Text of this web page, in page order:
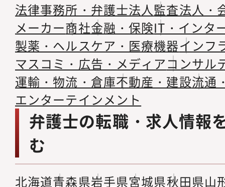
法律事務所・弁護士法人監査法人・
メーカー商社金融・保険IT・インタ
製薬・ヘルスケア・医療機器インフ
マスコミ・広告・メディアコンサル
運輸・物流・倉庫不動産・建設流通
エンターテインメント
弁護士の転職・求人情報
む
北海道青森県岩手県宮城県秋田県山